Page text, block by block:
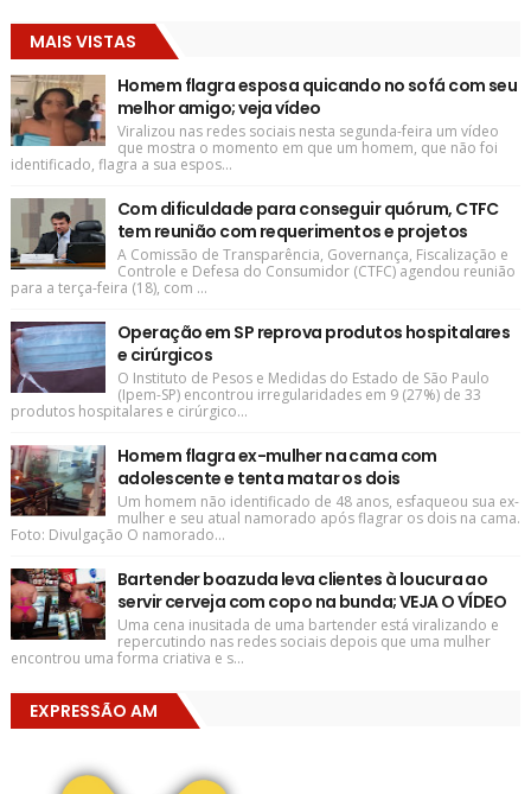
MAIS VISTAS
Homem flagra esposa quicando no sofá com seu
melhor amigo; veja vídeo
Viralizou nas redes sociais nesta segunda-feira um vídeo
que mostra o momento em que um homem, que não foi
identificado, flagra a sua espos...
Com dificuldade para conseguir quórum, CTFC
tem reunião com requerimentos e projetos
A Comissão de Transparência, Governança, Fiscalização e
Controle e Defesa do Consumidor (CTFC) agendou reunião
para a terça-feira (18), com ...
Operação em SP reprova produtos hospitalares
e cirúrgicos
O Instituto de Pesos e Medidas do Estado de São Paulo
(Ipem-SP) encontrou irregularidades em 9 (27%) de 33
produtos hospitalares e cirúrgico...
Homem flagra ex-mulher na cama com
adolescente e tenta matar os dois
Um homem não identificado de 48 anos, esfaqueou sua ex-
mulher e seu atual namorado após flagrar os dois na cama.
Foto: Divulgação O namorado...
Bartender boazuda leva clientes à loucura ao
servir cerveja com copo na bunda; VEJA O VÍDEO
Uma cena inusitada de uma bartender está viralizando e
repercutindo nas redes sociais depois que uma mulher
encontrou uma forma criativa e s...
EXPRESSÃO AM